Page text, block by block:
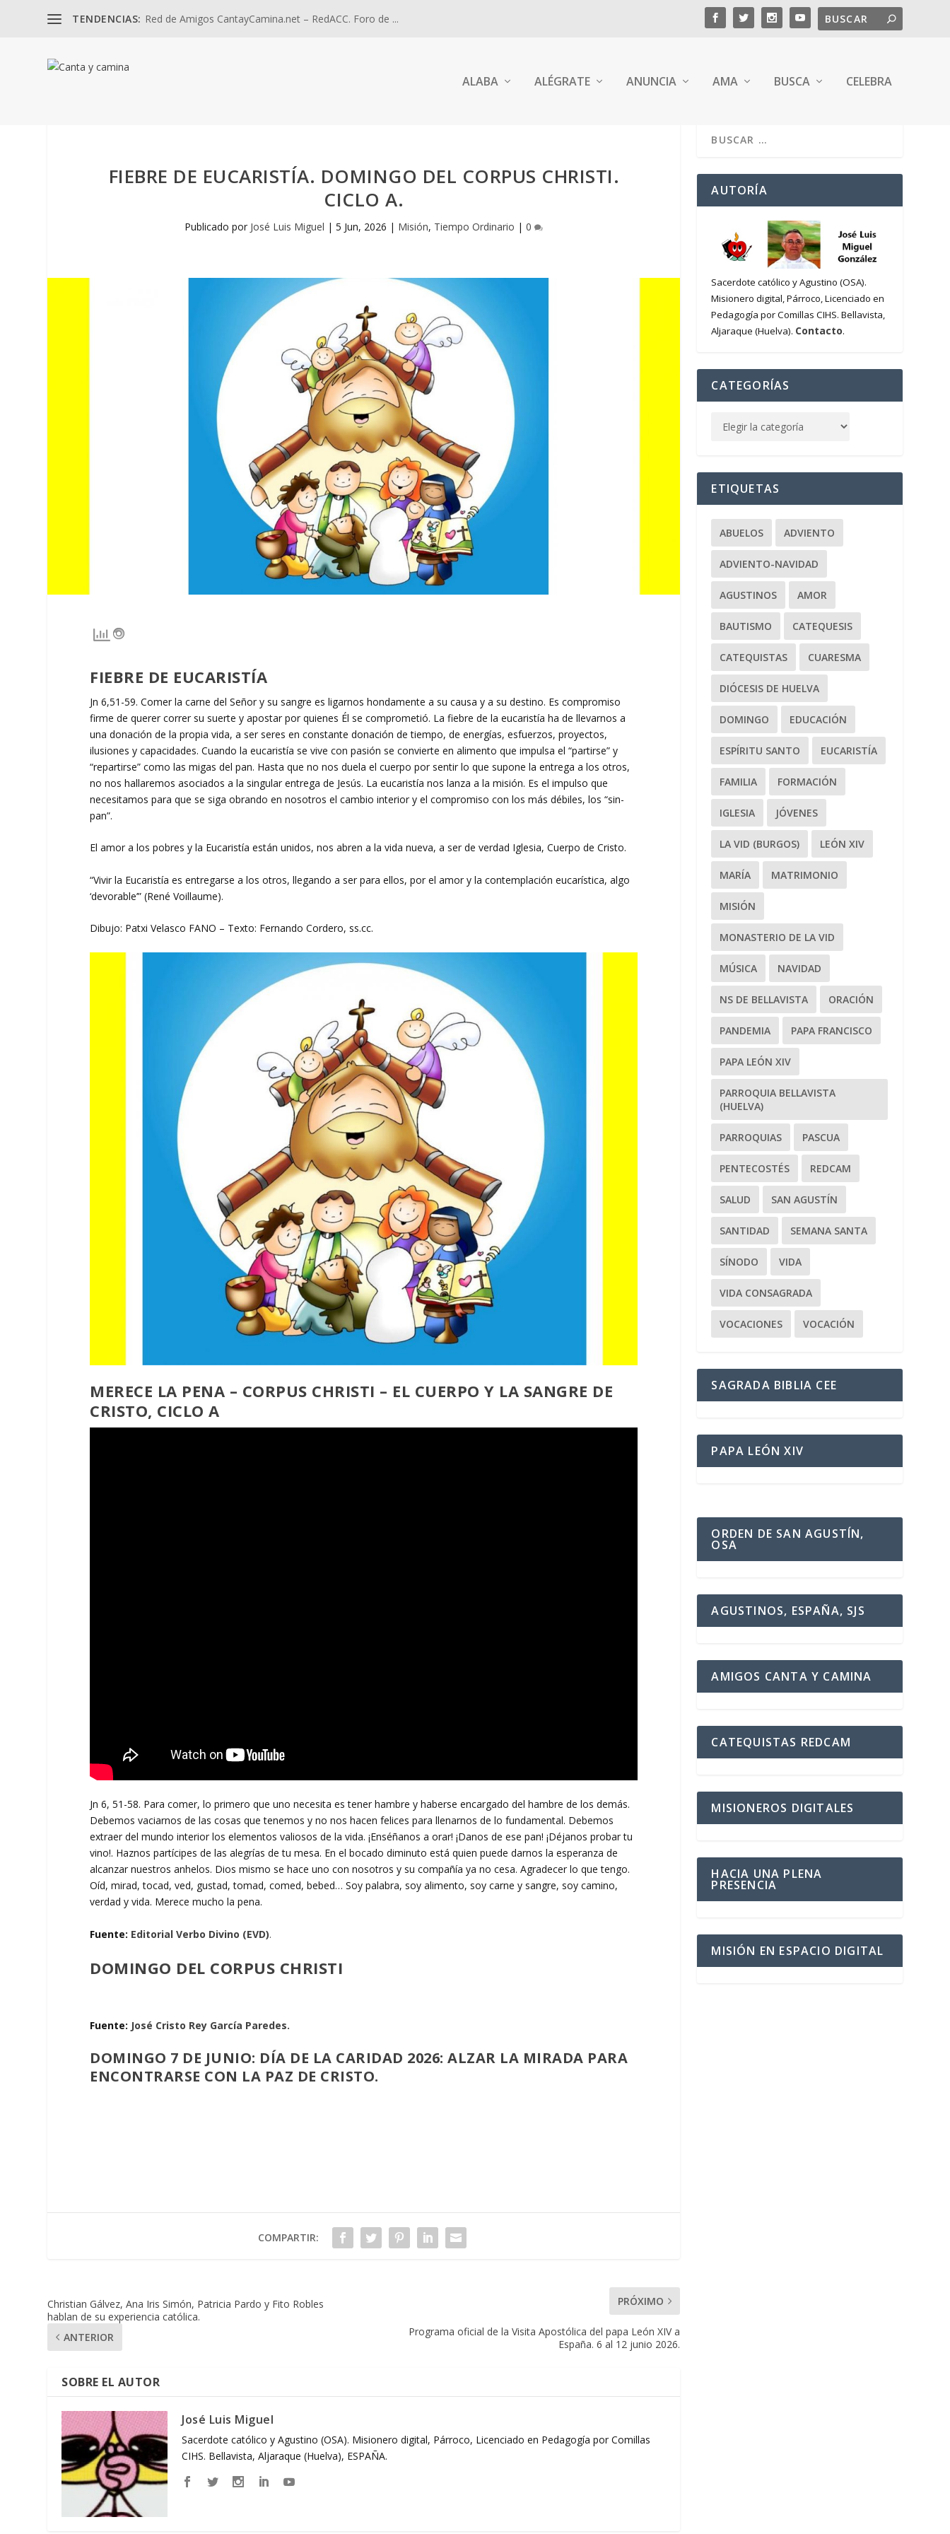
TENDENCIAS: Red de Amigos CantayCamina.net – RedACC. Foro de ...
ALABA ALÉGRATE ANUNCIA AMA BUSCA CELEBRA
FIEBRE DE EUCARISTÍA. DOMINGO DEL CORPUS CHRISTI.
CICLO A.
Publicado por José Luis Miguel |5 Jun, 2026 | Misión, Tiempo Ordinario |0
FIEBRE DE EUCARISTÍA
Jn 6,51-59. Comer la carne del Señor y su sangre es ligarnos hondamente a su causa y a su destino. Es compromiso
firme de querer correr su suerte y apostar por quienes Él se comprometió. La fiebre de la eucaristía ha de llevarnos a
una donación de la propia vida, a ser seres en constante donación de tiempo, de energías, esfuerzos, proyectos,
ilusiones y capacidades. Cuando la eucaristía se vive con pasión se convierte en alimento que impulsa el “partirse” y
“repartirse” como las migas del pan. Hasta que no nos duela el cuerpo por sentir lo que supone la entrega a los otros,
no nos hallaremos asociados a la singular entrega de Jesús. La eucaristía nos lanza a la misión. Es el impulso que
necesitamos para que se siga obrando en nosotros el cambio interior y el compromiso con los más débiles, los “sin-
pan”.
El amor a los pobres y la Eucaristía están unidos, nos abren a la vida nueva, a ser de verdad Iglesia, Cuerpo de Cristo.
“Vivir la Eucaristía es entregarse a los otros, llegando a ser para ellos, por el amor y la contemplación eucarística, algo
‘devorable’” (René Voillaume).
Dibujo: Patxi Velasco FANO – Texto: Fernando Cordero, ss.cc.
MERECE LA PENA – CORPUS CHRISTI – EL CUERPO Y LA SANGRE DE
CRISTO, CICLO A
Jn 6, 51-58. Para comer, lo primero que uno necesita es tener hambre y haberse encargado del hambre de los demás.
Debemos vaciarnos de las cosas que tenemos y no nos hacen felices para llenarnos de lo fundamental. Debemos
extraer del mundo interior los elementos valiosos de la vida. ¡Enséñanos a orar! ¡Danos de ese pan! ¡Déjanos probar tu
vino!. Haznos partícipes de las alegrías de tu mesa. En el bocado diminuto está quien puede darnos la esperanza de
alcanzar nuestros anhelos. Dios mismo se hace uno con nosotros y su compañía ya no cesa. Agradecer lo que tengo.
Oíd, mirad, tocad, ved, gustad, tomad, comed, bebed… Soy palabra, soy alimento, soy carne y sangre, soy camino,
verdad y vida. Merece mucho la pena.
Fuente: Editorial Verbo Divino (EVD).
DOMINGO DEL CORPUS CHRISTI
Fuente: José Cristo Rey García Paredes.
DOMINGO 7 DE JUNIO: DÍA DE LA CARIDAD 2026: ALZAR LA MIRADA PARA
ENCONTRARSE CON LA PAZ DE CRISTO.
COMPARTIR:
Christian Gálvez, Ana Iris Simón, Patricia Pardo y Fito Robles
hablan de su experiencia católica.
ANTERIOR
PRÓXIMO
Programa oficial de la Visita Apostólica del papa León XIV a
España. 6 al 12 junio 2026.
SOBRE EL AUTOR
José Luis Miguel
Sacerdote católico y Agustino (OSA). Misionero digital, Párroco, Licenciado en Pedagogía por Comillas
CIHS. Bellavista, Aljaraque (Huelva), ESPAÑA.
AUTORÍA
Sacerdote católico y Agustino (OSA).
Misionero digital, Párroco, Licenciado en
Pedagogía por Comillas CIHS. Bellavista,
Aljaraque (Huelva). Contacto.
CATEGORÍAS
ETIQUETAS
ABUELOS ADVIENTO
ADVIENTO-NAVIDAD
AGUSTINOS AMOR
BAUTISMO CATEQUESIS
CATEQUISTAS CUARESMA
DIÓCESIS DE HUELVA
DOMINGO EDUCACIÓN
ESPÍRITU SANTO EUCARISTÍA
FAMILIA FORMACIÓN
IGLESIA JÓVENES
LA VID (BURGOS) LEÓN XIV
MARÍA MATRIMONIO
MISIÓN
MONASTERIO DE LA VID
MÚSICA NAVIDAD
NS DE BELLAVISTA ORACIÓN
PANDEMIA PAPA FRANCISCO
PAPA LEÓN XIV
PARROQUIA BELLAVISTA
(HUELVA)
PARROQUIAS PASCUA
PENTECOSTÉS REDCAM
SALUD SAN AGUSTÍN
SANTIDAD SEMANA SANTA
SÍNODO VIDA
VIDA CONSAGRADA
VOCACIONES VOCACIÓN
SAGRADA BIBLIA CEE
PAPA LEÓN XIV
ORDEN DE SAN AGUSTÍN,
OSA
AGUSTINOS, ESPAÑA, SJS
AMIGOS CANTA Y CAMINA
CATEQUISTAS REDCAM
MISIONEROS DIGITALES
HACIA UNA PLENA
PRESENCIA
MISIÓN EN ESPACIO DIGITAL